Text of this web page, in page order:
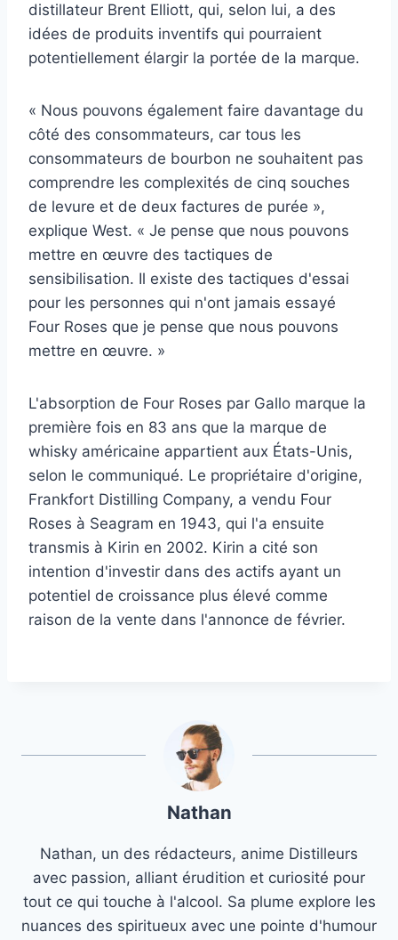
distillateur Brent Elliott, qui, selon lui, a des
idées de produits inventifs qui pourraient
potentiellement élargir la portée de la marque.
« Nous pouvons également faire davantage du
côté des consommateurs, car tous les
consommateurs de bourbon ne souhaitent pas
comprendre les complexités de cinq souches
de levure et de deux factures de purée »,
explique West. « Je pense que nous pouvons
mettre en œuvre des tactiques de
sensibilisation. Il existe des tactiques d'essai
pour les personnes qui n'ont jamais essayé
Four Roses que je pense que nous pouvons
mettre en œuvre. »
L'absorption de Four Roses par Gallo marque la
première fois en 83 ans que la marque de
whisky américaine appartient aux États-Unis,
selon le communiqué. Le propriétaire d'origine,
Frankfort Distilling Company, a vendu Four
Roses à Seagram en 1943, qui l'a ensuite
transmis à Kirin en 2002. Kirin a cité son
intention d'investir dans des actifs ayant un
potentiel de croissance plus élevé comme
raison de la vente dans l'annonce de février.
Nathan
Nathan, un des rédacteurs, anime Distilleurs
avec passion, alliant érudition et curiosité pour
tout ce qui touche à l'alcool. Sa plume explore les
nuances des spiritueux avec une pointe d'humour